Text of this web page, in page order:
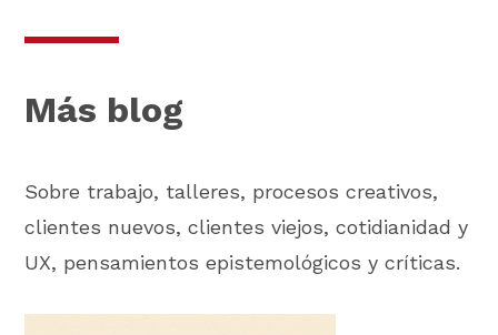
Más blog
Sobre trabajo, talleres, procesos creativos,
clientes nuevos, clientes viejos, cotidianidad y
UX, pensamientos epistemológicos y críticas.